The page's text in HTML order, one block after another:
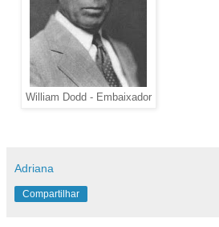
William Dodd - Embaixador
Adriana
Compartilhar